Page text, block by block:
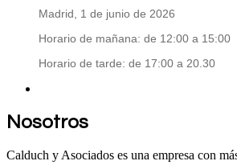
Madrid, 1 de junio de 2026
Horario de mañana: de 12:00 a 15:00
Horario de tarde: de 17:00 a 20.30
Nosotros
Calduch y Asociados es una empresa con